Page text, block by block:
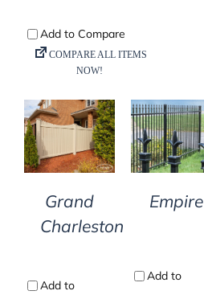
DETAILS
Grand
Charleston
DETAILS
Empire